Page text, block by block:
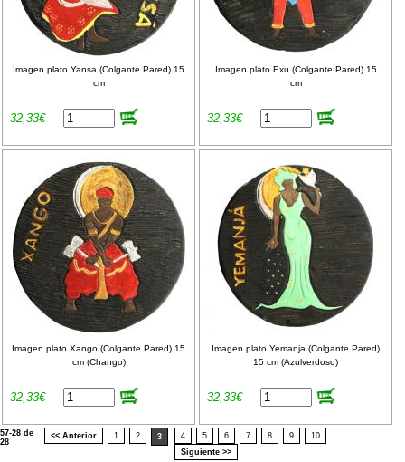
Imagen plato Yansa (Colgante Pared) 15
cm
32,33€
Imagen plato Exu (Colgante Pared) 15
cm
32,33€
Imagen plato Xango (Colgante Pared) 15
cm (Chango)
32,33€
Imagen plato Yemanja (Colgante Pared)
15 cm (Azulverdoso)
32,33€
57-28 de
28
<< Anterior 1 2 3 4 5 6 7 8 9
10
Siguiente >>